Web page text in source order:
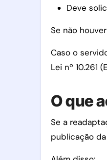
Deve
Se não
Caso o
Lei nº 10.261
O que
Se a
publicação